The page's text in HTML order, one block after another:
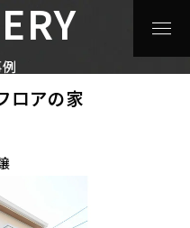
フロアの家
ロアの家